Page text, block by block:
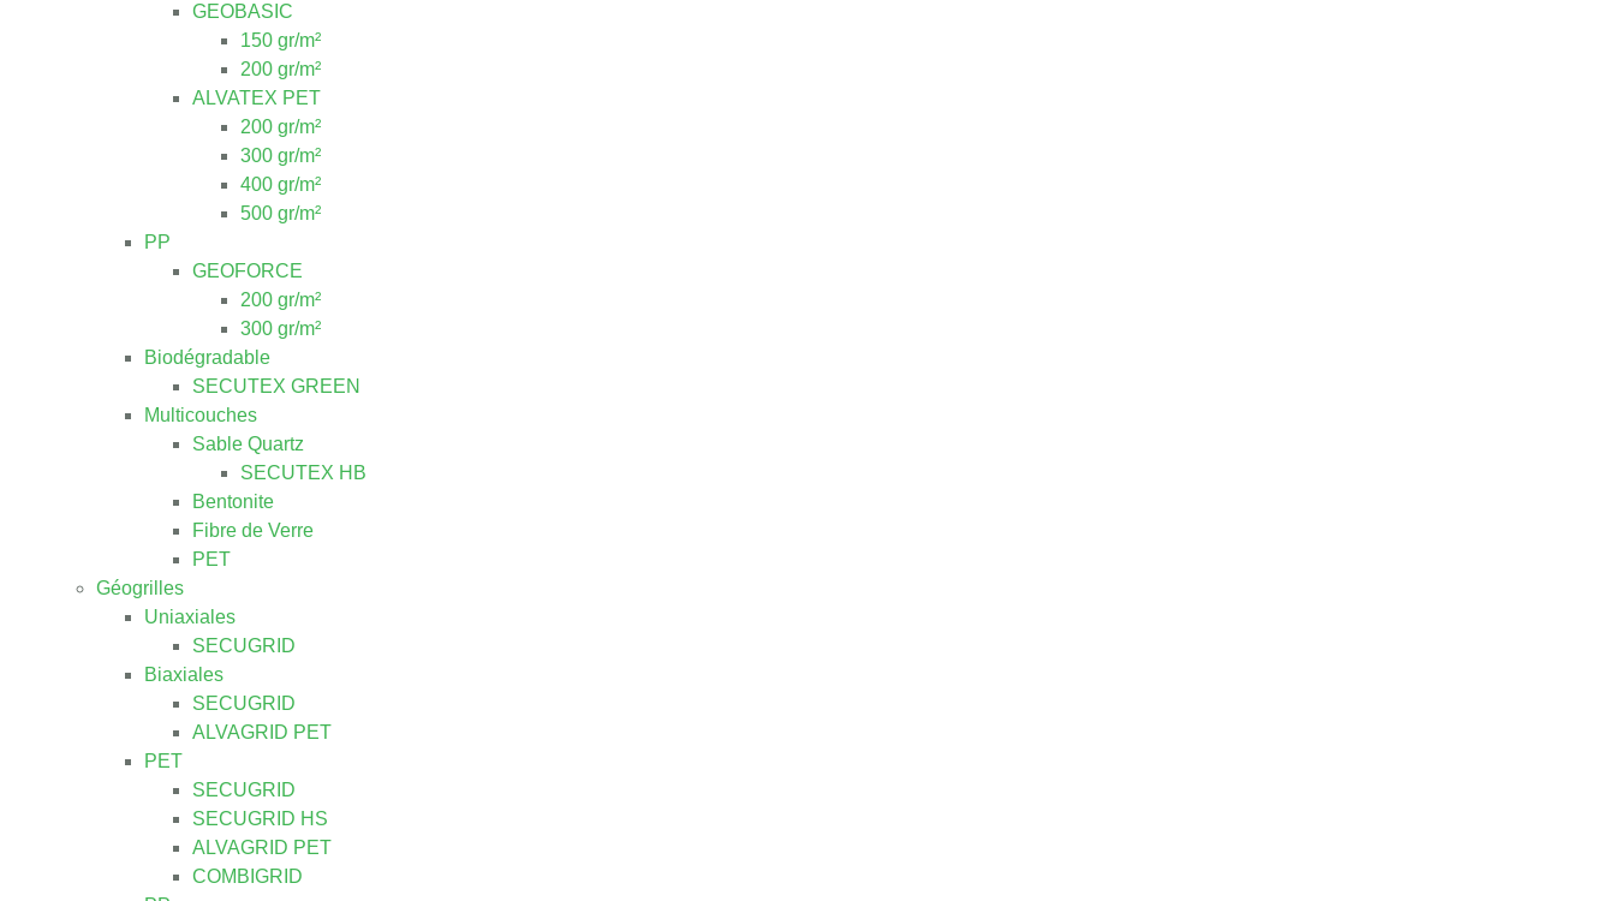
GEOBASIC
150 gr/m²
200 gr/m²
ALVATEX PET
200 gr/m²
300 gr/m²
400 gr/m²
500 gr/m²
PP
GEOFORCE
200 gr/m²
300 gr/m²
Biodégradable
SECUTEX GREEN
Multicouches
Sable Quartz
SECUTEX HB
Bentonite
Fibre de Verre
PET
Géogrilles
Uniaxiales
SECUGRID
Biaxiales
SECUGRID
ALVAGRID PET
PET
SECUGRID
SECUGRID HS
ALVAGRID PET
COMBIGRID